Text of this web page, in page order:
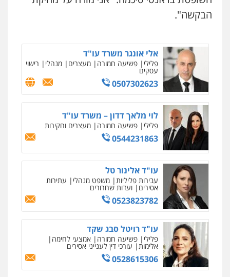
עו"ד אסף דוק
עו"ד שלי גורביץ – לוי
משפט פלילי
וחקירות צבאי תעבורה
0544218336
עו"ד שאדי כבהא
פלילי עורכי דין לענייני אסירים
0525556970
משרד עורכי דין חן ברוך
פלילי דיני תעבורה
0505078733
עו"ד קארין לגטיוי
פלילי פשיעה חמורה
0507446995
הבקשה".
פלילי מעצרים וחקירות סמים עבירות מין
אלי אונגר משרד עו"ד
פלילי פשיעה חמורה מעצרים מנהלי רישוי
עסקים
0507302623
לוי מלאך דדון – משרד עו"ד
פלילי פשיעה חמורה מעצרים וחקירות
0544231863
עו"ד אלינור טל
עבירות פליליות משפט מנהלי עתירות
אסירים ועדות שחרורים
0523823782
עו"ד רויטל סבג שקד
פלילי פשיעה חמורה אמצעי לחימה
אלימות עורכי דין לענייני אסירים
0528615306
ניר קידר – צלם
0504578527
שליליים
שירותים מקצועיים לעורכי דין
0522508109
אחסון אתרים
מקצועיים לעורכי דין
מרכז התחלה חדשה